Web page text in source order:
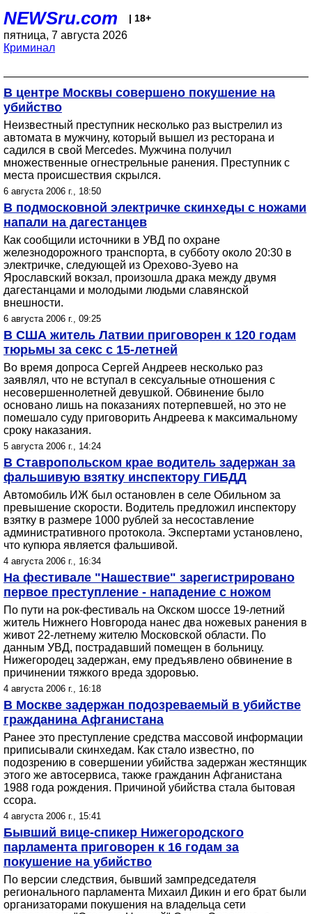
NEWSru.com | 18+
пятница, 7 августа 2026
Криминал
В центре Москвы совершено покушение на
убийство
Неизвестный преступник несколько раз выстрелил из
автомата в мужчину, который вышел из ресторана и
садился в свой Mercedes. Мужчина получил
множественные огнестрельные ранения. Преступник с
места происшествия скрылся.
6 августа 2006 г., 18:50
В подмосковной электричке скинхеды с ножами
напали на дагестанцев
Как сообщили источники в УВД по охране
железнодорожного транспорта, в субботу около 20:30 в
электричке, следующей из Орехово-Зуево на
Ярославский вокзал, произошла драка между двумя
дагестанцами и молодыми людьми славянской
внешности.
6 августа 2006 г., 09:25
В США житель Латвии приговорен к 120 годам
тюрьмы за секс с 15-летней
Во время допроса Сергей Андреев несколько раз
заявлял, что не вступал в сексуальные отношения с
несовершеннолетней девушкой. Обвинение было
основано лишь на показаниях потерпевшей, но это не
помешало суду приговорить Андреева к максимальному
сроку наказания.
5 августа 2006 г., 14:24
В Ставропольском крае водитель задержан за
фальшивую взятку инспектору ГИБДД
Автомобиль ИЖ был остановлен в селе Обильном за
превышение скорости. Водитель предложил инспектору
взятку в размере 1000 рублей за несоставление
административного протокола. Экспертами установлено,
что купюра является фальшивой.
4 августа 2006 г., 16:34
На фестивале "Нашествие" зарегистрировано
первое преступление - нападение с ножом
По пути на рок-фестиваль на Окском шоссе 19-летний
житель Нижнего Новгорода нанес два ножевых ранения в
живот 22-летнему жителю Московской области. По
данным УВД, пострадавший помещен в больницу.
Нижегородец задержан, ему предъявлено обвинение в
причинении тяжкого вреда здоровью.
4 августа 2006 г., 16:18
В Москве задержан подозреваемый в убийстве
гражданина Афганистана
Ранее это преступление средства массовой информации
приписывали скинхедам. Как стало известно, по
подозрению в совершении убийства задержан жестянщик
этого же автосервиса, также гражданин Афганистана
1988 года рождения. Причиной убийства стала бытовая
ссора.
4 августа 2006 г., 15:41
Бывший вице-спикер Нижегородского
парламента приговорен к 16 годам за
покушение на убийство
По версии следствия, бывший зампредседателя
регионального парламента Михаил Дикин и его брат были
организаторами покушения на владельца сети